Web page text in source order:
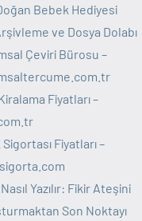
Bebek Hediyesi
ve Dosya Dolabı
Çeviri Bürosu –
Fiyatları –
Fiyatları –
Yazılır: Fikir Ateşini
Son Noktayı